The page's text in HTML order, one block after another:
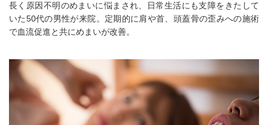
長く原因不明のめまいに悩まされ、日常生活にも支障をきたして
いた50代の男性が来院。定期的に肩や首、頭蓋骨の歪みへの施術
で血流促進と共にめまいが改善。